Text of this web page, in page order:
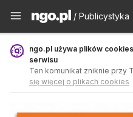
Publicystyka -
/ Publicystyka
ngo.pl używa plików
serwisu
Ten komunikat zniknie przy
się więcej o plikach cookies